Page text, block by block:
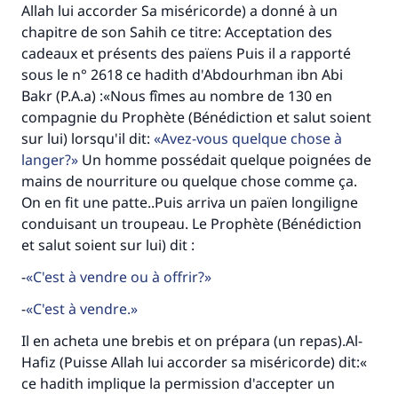
Allah lui accorder Sa miséricorde) a donné à un
chapitre de son Sahih ce titre: Acceptation des
cadeaux et présents des païens Puis il a rapporté
sous le n° 2618 ce hadith d'Abdourhman ibn Abi
Bakr (P.A.a) :«Nous fîmes au nombre de 130 en
compagnie du Prophète (Bénédiction et salut soient
sur lui) lorsqu'il dit: Avez-vous quelque chose à
langer? Un homme possédait quelque poignées de
mains de nourriture ou quelque chose comme ça.
On en fit une patte..Puis arriva un païen longiligne
conduisant un troupeau. Le Prophète (Bénédiction
et salut soient sur lui) dit :
- C'est à vendre ou à offrir?
- C'est à vendre.
Il en acheta une brebis et on prépara (un repas).Al-
Hafiz (Puisse Allah lui accorder sa miséricorde) dit:«
ce hadith implique la permission d'accepter un
Aidez nous à apporter des réponses.
Le Messager d'Allah (Paix sur lui) a dit:
"Celui qui indique une bonne action obtient la
même récompense que celui qui le fait."
(MOUSLIM 1893)
Soutenez IslamQA